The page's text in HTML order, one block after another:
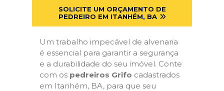
SOLICITE UM ORÇAMENTO DE
PEDREIRO EM ITANHÉM, BA
Um trabalho impecável de alvenaria
é essencial para garantir a segurança
e a durabilidade do seu imóvel. Conte
com os pedreiros Grifo cadastrados
em Itanhém, BA, para que seu